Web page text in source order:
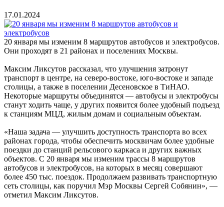
17.01.2024
20 января мы изменим 8 маршрутов автобусов и электробусов.
Они проходят в 21 районах и поселениях Москвы.
Максим Ликсутов рассказал, что улучшения затронут
транспорт в центре, на северо-востоке, юго-востоке и западе
столицы, а также в поселении Десеновское в ТиНАО.
Некоторые маршруты объединятся — автобусы и электробусы
станут ходить чаще, у других появится более удобный подъезд
к станциям МЦД, жилым домам и социальным объектам.
«Наша задача — улучшить доступность транспорта во всех
районах города, чтобы обеспечить москвичам более удобные
поездки до станций рельсового каркаса и других важных
объектов. С 20 января мы изменим трассы 8 маршрутов
автобусов и электробусов, на которых в месяц совершают
более 450 тыс. поездок. Продолжаем развивать транспортную
сеть столицы, как поручил Мэр Москвы Сергей Собянин», —
отметил Максим Ликсутов.